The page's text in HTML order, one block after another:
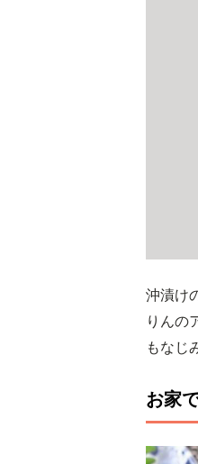
沖漬け
りんの
もなじ
お家